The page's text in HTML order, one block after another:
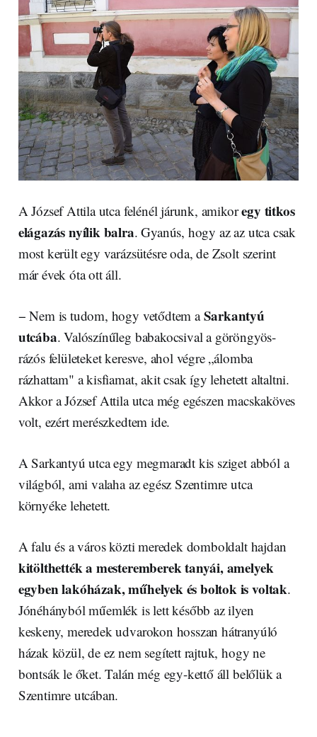
A József Attila utca felénél járunk, amikoregy titkos
elágazás nyílik balra. Gyanús, hogy az az utca csak
most került egy varázsütésre oda, de Zsolt szerint
már évek óta ott áll.
− Nem is tudom, hogy vetődtem aSarkantyú
utcába. Valószínűleg babakocsival a göröngyös-
rázós felületeket keresve, ahol végre „álomba
rázhattam" a kisfiamat, akit csak így lehetett altaltni.
Akkor a József Attila utca még egészen macskaköves
volt, ezért merészkedtem ide.
A Sarkantyú utca egy megmaradt kis sziget abból a
világból, ami valaha az egész Szentimre utca
környéke lehetett.
A falu és a város közti meredek domboldalt hajdan
kitölthették a mesteremberek tanyái, amelyek
egyben lakóházak, műhelyek és boltok is voltak.
Jónéhányból műemlék is lett később az ilyen
keskeny, meredek udvarokon hosszan hátranyúló
házak közül, de ez nem segített rajtuk, hogy ne
bontsák le őket. Talán még egy-kettő áll belőlük a
Szentimre utcában.